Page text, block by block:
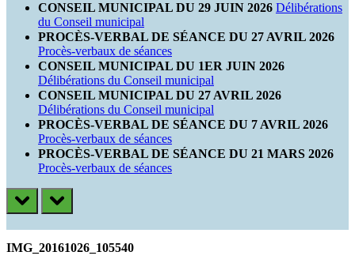
CONSEIL MUNICIPAL DU 29 JUIN 2026 Délibérations
du Conseil municipal
PROCÈS-VERBAL DE SÉANCE DU 27 AVRIL 2026
Procès-verbaux de séances
CONSEIL MUNICIPAL DU 1ER JUIN 2026
Délibérations du Conseil municipal
CONSEIL MUNICIPAL DU 27 AVRIL 2026
Délibérations du Conseil municipal
PROCÈS-VERBAL DE SÉANCE DU 7 AVRIL 2026
Procès-verbaux de séances
PROCÈS-VERBAL DE SÉANCE DU 21 MARS 2026
Procès-verbaux de séances
prev next
IMG_20161026_105540